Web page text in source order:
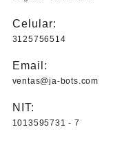
Celular:
3125756514
Email:
ventas@ja-bots.com
NIT:
1013595731 - 7